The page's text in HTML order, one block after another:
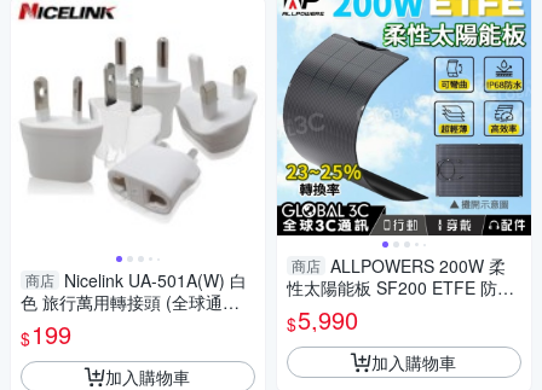
商店 Nicelink UA-501A(W) 白
色 旅行萬用轉接頭 (全球通用
組合包)
$199
加入購物車
商店 ALLPOWERS 200W 柔
性太陽能板 SF200 ETFE 防水
可彎曲 單晶矽 25%轉換率 MC
4接口
$5,990
加入購物車